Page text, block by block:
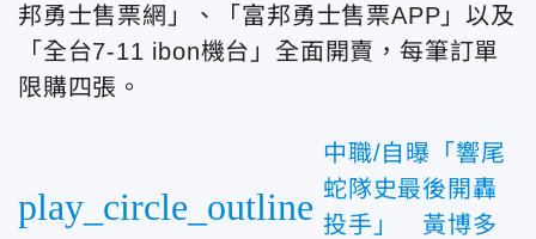
邦勇士售票網」、「富邦勇士售票APP」以及
「全台7-11 ibon機台」全面開賣，每筆訂單
限購四張。
play_circle_outline
中職/自曝「響尾
蛇隊史最後開轟
投手」 黃博多